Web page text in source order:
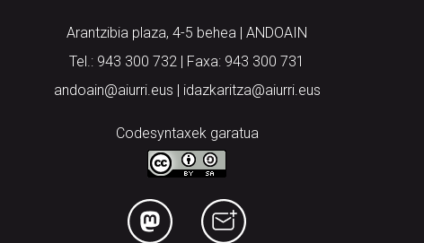
Arantzibia plaza, 4-5 behea | ANDOAIN
Tel.: 943 300 732 | Faxa: 943 300 731
andoain@aiurri.eus | idazkaritza@aiurri.eus
Codesyntaxek garatua